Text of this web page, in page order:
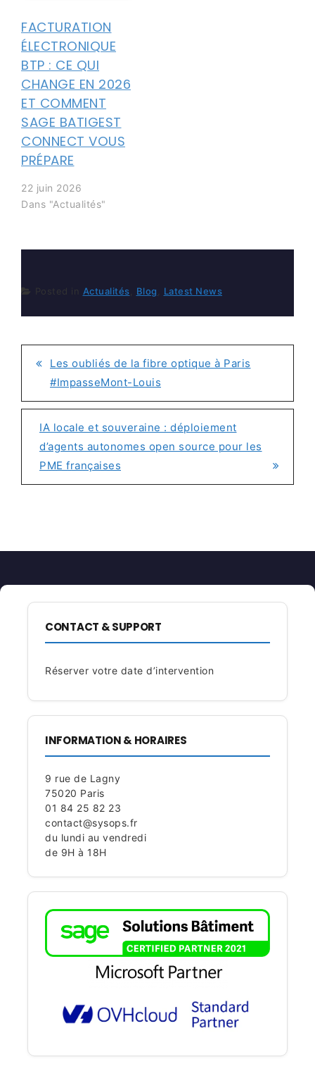
FACTURATION
ÉLECTRONIQUE
BTP : CE QUI
CHANGE EN 2026
ET COMMENT
SAGE BATIGEST
CONNECT VOUS
PRÉPARE
22 juin 2026
Dans "Actualités"
Posted in Actualités Blog Latest News
NAVIGATION
DE
L’ARTICLE
Les oubliés de la fibre optique à Paris
#ImpasseMont-Louis
IA locale et souveraine : déploiement
d’agents autonomes open source pour les
PME françaises
CONTACT & SUPPORT
Réserver votre date d’intervention
INFORMATION & HORAIRES
9 rue de Lagny
75020 Paris
01 84 25 82 23
contact@sysops.fr
du lundi au vendredi
de 9H à 18H